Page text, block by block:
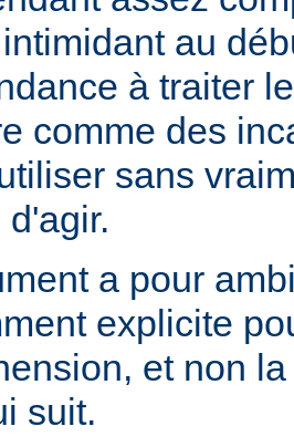
au
à traiter
comme des
sans
a pour
explicite
et non
suit.